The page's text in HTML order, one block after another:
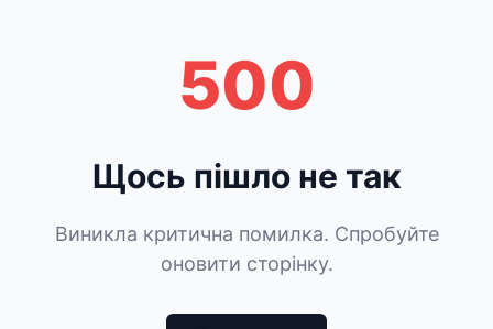
500
Щось пішло не так
Виникла критична помилка. Спробуйте
оновити сторінку.